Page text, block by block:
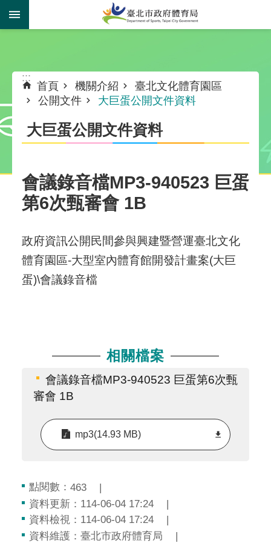
跳到主要內容區塊
:::
首頁 機關介紹
臺北文化體育園區
公開文件
大巨蛋公開文件資料
大巨蛋公開文件資料
會議錄音檔MP3-940523 巨蛋
第6次甄審會 1B
政府資訊公開民間參與興建暨營運臺北文化
體育園區-大型室內體育館開發計畫案(大巨
蛋)\會議錄音檔
相關檔案
會議錄音檔MP3-940523 巨蛋第6次甄
審會 1B
mp3(14.93 MB)
點閱數： 463
資料更新：114-06-04 17:24
資料檢視：114-06-04 17:24
資料維護：臺北市政府體育局